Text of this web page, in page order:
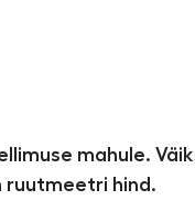
mahule.
ruutmeetri hind.